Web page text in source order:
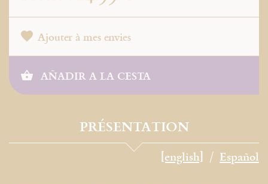
Ajouter à mes envies
AÑADIR A LA CESTA
PRÉSENTATION
[english] Español